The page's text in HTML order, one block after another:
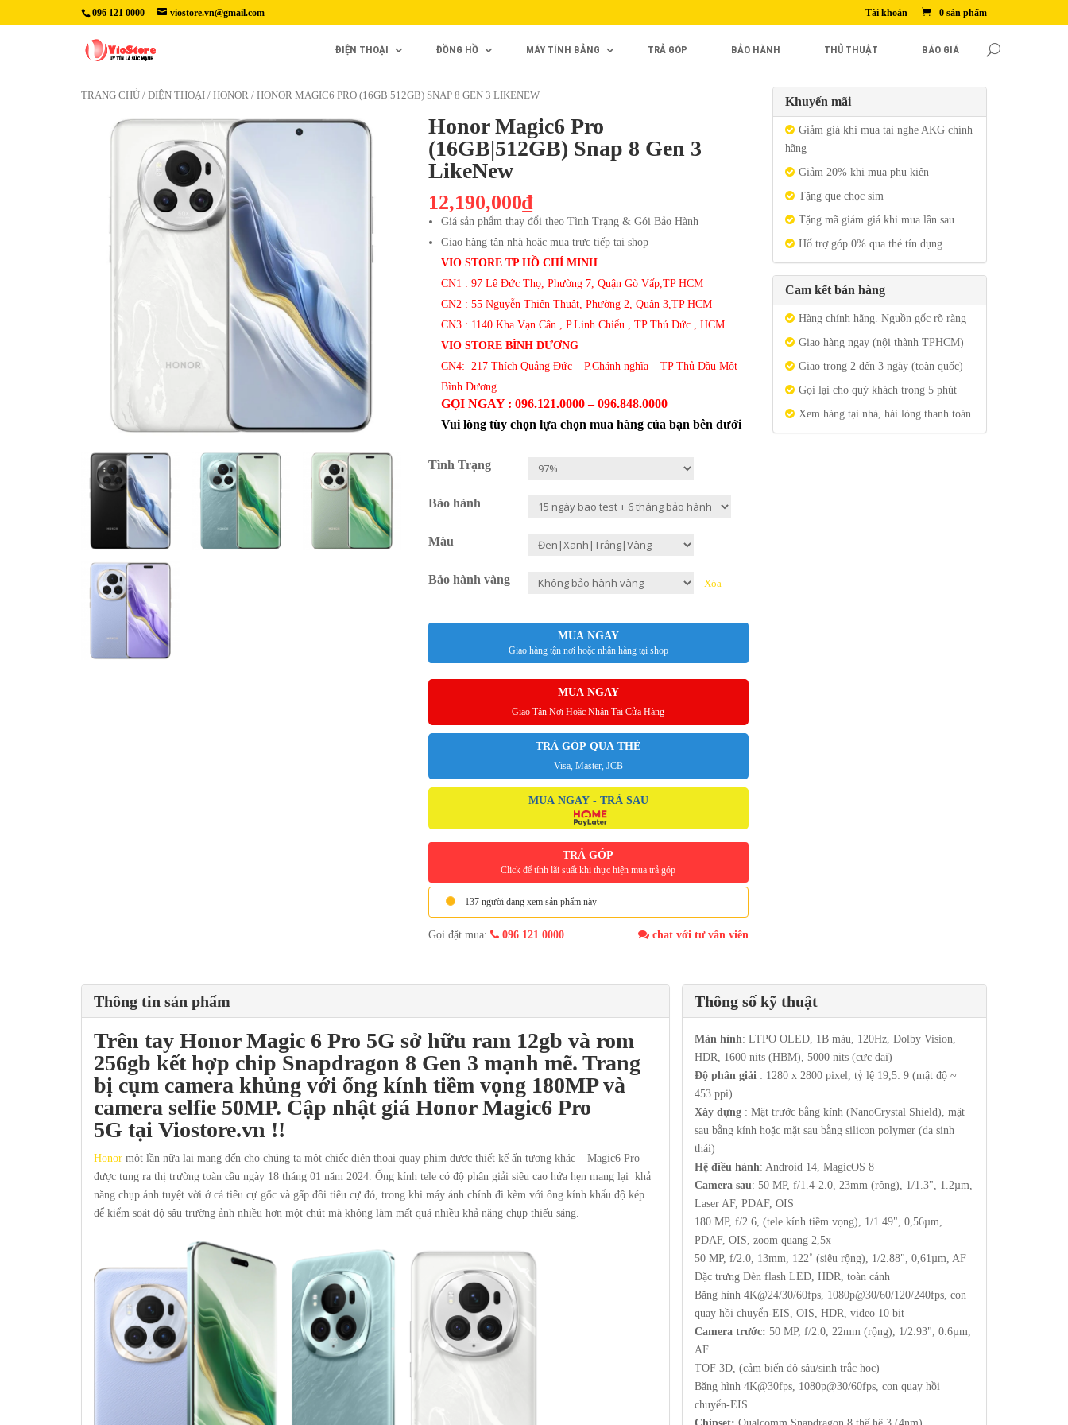
096 121 0000 viostore.vn@gmail.com Tài khoản 0 sản phẩm
ĐIỆN THOẠI ĐỒNG HỒ MÁY TÍNH BẢNG TRẢ GÓP BẢO HÀNH THỦ THUẬT BÁO GIÁ
TRANG CHỦ / ĐIỆN THOẠI / HONOR / HONOR MAGIC6 PRO (16GB|512GB) SNAP 8 GEN 3 LIKENEW
Honor Magic6 Pro
(16GB|512GB) Snap 8 Gen 3
LikeNew
12,190,000₫
Giá sản phẩm thay đổi theo Tình Trạng & Gói Bảo Hành
Giao hàng tận nhà hoặc mua trực tiếp tại shop
VIO STORE TP HỒ CHÍ MINH
CN1 : 97 Lê Đức Thọ, Phường 7, Quận Gò Vấp,TP HCM
CN2 : 55 Nguyễn Thiện Thuật, Phường 2, Quận 3,TP HCM
CN3 : 1140 Kha Vạn Cân , P.Linh Chiểu , TP Thủ Đức , HCM
VIO STORE BÌNH DƯƠNG
CN4: 217 Thích Quảng Đức – P.Chánh nghĩa – TP Thủ Dầu Một –
Bình Dương
GỌI NGAY : 096.121.0000 – 096.848.0000
Vui lòng tùy chọn lựa chọn mua hàng của bạn bên dưới
Tình Trạng
Bảo hành
Màu
Bảo hành vàng Xóa
MUA NGAY
Giao hàng tận nơi hoặc nhận hàng tại shop
MUA NGAY
Giao Tận Nơi Hoặc Nhận Tại Cửa Hàng
TRẢ GÓP QUA THẺ
Visa, Master, JCB
MUA NGAY - TRẢ SAU
TRẢ GÓP
Click để tính lãi suất khi thực hiện mua trả góp
137 người đang xem sản phẩm này
Gọi đặt mua: 096 121 0000 chat với tư vấn viên
Khuyến mãi
Giảm giá khi mua tai nghe AKG chính
hãng
Giảm 20% khi mua phụ kiện
Tặng que chọc sim
Tặng mã giảm giá khi mua lần sau
Hổ trợ góp 0% qua thẻ tín dụng
Cam kết bán hàng
Hàng chính hãng. Nguồn gốc rõ ràng
Giao hàng ngay (nội thành TPHCM)
Giao trong 2 đến 3 ngày (toàn quốc)
Gọi lại cho quý khách trong 5 phút
Xem hàng tại nhà, hài lòng thanh toán
Thông số kỹ thuật
Màn hình: LTPO OLED, 1B màu, 120Hz, Dolby Vision,
HDR, 1600 nits (HBM), 5000 nits (cực đại)
Độ phân giải : 1280 x 2800 pixel, tỷ lệ 19,5: 9 (mật độ ~
453 ppi)
Xây dựng : Mặt trước bằng kính (NanoCrystal Shield), mặt
sau bằng kính hoặc mặt sau bằng silicon polymer (da sinh
thái)
Hệ điều hành: Android 14, MagicOS 8
Camera sau: 50 MP, f/1.4-2.0, 23mm (rộng), 1/1.3", 1.2µm,
Laser AF, PDAF, OIS
180 MP, f/2.6, (tele kính tiềm vọng), 1/1.49", 0,56µm,
PDAF, OIS, zoom quang 2,5x
50 MP, f/2.0, 13mm, 122˚ (siêu rộng), 1/2.88", 0,61µm, AF
Đặc trưng Đèn flash LED, HDR, toàn cảnh
Băng hình 4K@24/30/60fps, 1080p@30/60/120/240fps, con
quay hồi chuyển-EIS, OIS, HDR, video 10 bit
Camera trước: 50 MP, f/2.0, 22mm (rộng), 1/2.93", 0.6µm,
AF
TOF 3D, (cảm biến độ sâu/sinh trắc học)
Băng hình 4K@30fps, 1080p@30/60fps, con quay hồi
chuyển-EIS
Thông tin sản phẩm
Trên tay Honor Magic 6 Pro 5G sở hữu ram 12gb và rom
256gb kết hợp chip Snapdragon 8 Gen 3 mạnh mẽ. Trang
bị cụm camera khủng với ống kính tiềm vọng 180MP và
camera selfie 50MP. Cập nhật giá Honor Magic6 Pro
5G tại Viostore.vn !!
Honor một lần nữa lại mang đến cho chúng ta một chiếc điện thoại quay phim được thiết kế ấn tượng khác – Magic6 Pro
được tung ra thị trường toàn cầu ngày 18 tháng 01 năm 2024. Ống kính tele có độ phân giải siêu cao hứa hẹn mang lại khả
năng chụp ảnh tuyệt vời ở cả tiêu cự gốc và gấp đôi tiêu cự đó, trong khi máy ảnh chính đi kèm với ống kính khẩu độ kép
để kiểm soát độ sâu trường ảnh nhiều hơn một chút mà không làm mất quá nhiều khả năng chụp thiếu sáng.